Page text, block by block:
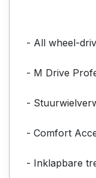
- All wheel-
- M Drive
-
- Comfort
- Inklapbare